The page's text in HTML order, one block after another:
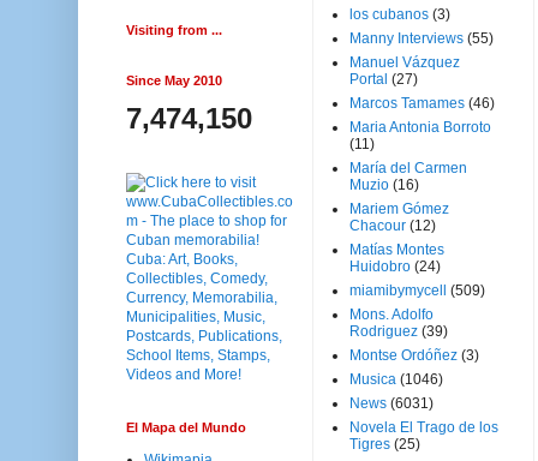
Visiting from ...
Since May 2010
7,474,150
El Mapa del Mundo
los cubanos (3)
Manny Interviews (55)
Manuel Vázquez
Portal (27)
Marcos Tamames (46)
Maria Antonia Borroto
(11)
María del Carmen
Muzio (16)
Mariem Gómez
Chacour (12)
Matías Montes
Huidobro (24)
miamibymycell
(509)
Mons. Adolfo
Rodriguez (39)
Montse Ordóñez (3)
Musica (1046)
News (6031)
Novela El Trago de los
Tigres (25)